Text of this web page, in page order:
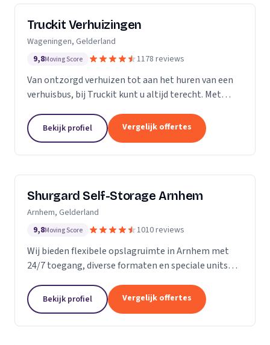
Truckit Verhuizingen
Wageningen, Gelderland
9,8Moving Score 1178 reviews
Van ontzorgd verhuizen tot aan het huren van een
verhuisbus, bij Truckit kunt u altijd terecht. Met
klanten geholpen door heel Nederland.
Bekijk profiel Vergelijk offertes
Shurgard Self-Storage Arnhem
Arnhem, Gelderland
9,8Moving Score 1010 reviews
Wij bieden flexibele opslagruimte in Arnhem met
24/7 toegang, diverse formaten en speciale units
opslag.Bekijk profiel Vergelijk offertes